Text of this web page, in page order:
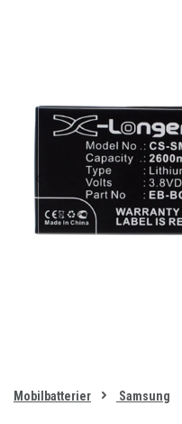
of
Mobilbatterier Samsung